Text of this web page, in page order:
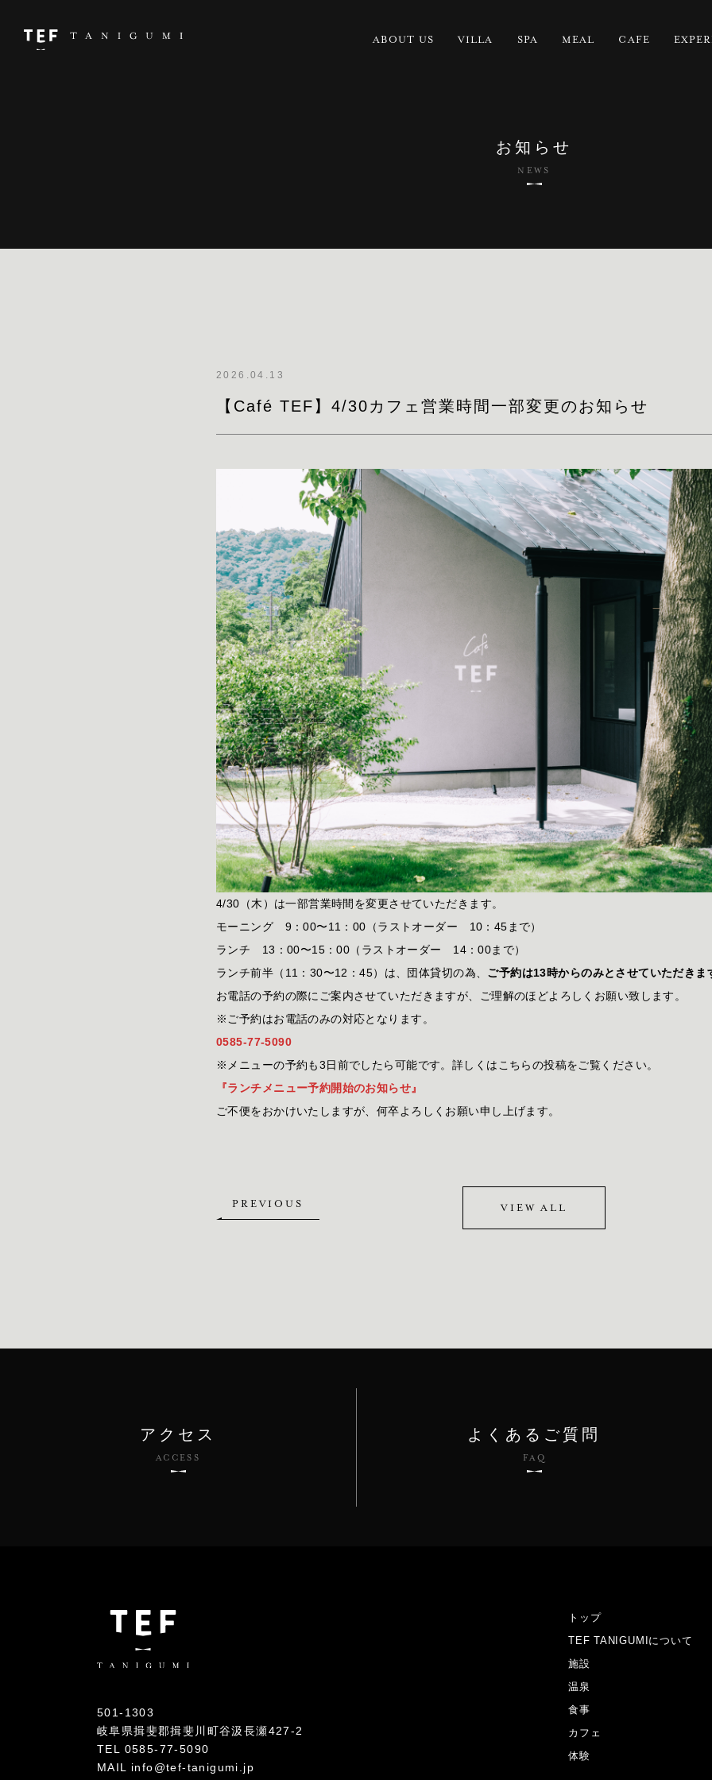
ABOUT US VILLA SPA MEAL CAFE
お知らせ
NEWS
2026.04.13
【Café TEF】4/30カフェ営業時間一部変更のお知らせ
4/30（木）は一部営業時間を変更させていただきます。
モーニング 9：00〜11：00（ラストオーダー 10：45まで）
ランチ 13：00〜15：00（ラストオーダー 14：00まで）
ランチ前半（11：30〜12：45）は、団体貸切の為、 ご予約は13時からのみとさせていただきま
お電話の予約の際にご案内させていただきますが、ご理解のほどよろしくお願い致します。
※ご予約はお電話のみの対応となります。
0585-77-5090
※メニューの予約も3日前でしたら可能です。詳しくはこちらの投稿をご覧ください。
『ランチメニュー予約開始のお知らせ』
ご不便をおかけいたしますが、何卒よろしくお願い申し上げます。
PREVIOUS VIEW ALL
アクセス
ACCESS
よくあるご質問
FAQ
501-1303
岐阜県揖斐郡揖斐川町谷汲長瀬427-2
TEL 0585-77-5090
MAIL info@tef-tanigumi.jp
トップ
TEF TANIGUMIについて
施設
温泉
食事
カフェ
体験